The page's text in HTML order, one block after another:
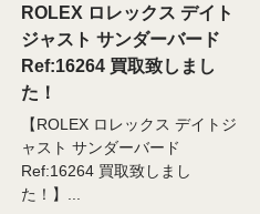
ROLEX ロレックス デイト
ジャスト サンダーバード
Ref:16264 買取致しまし
た！
【ROLEX ロレックス デイトジ
ャスト サンダーバード
Ref:16264 買取致しまし
た！】...